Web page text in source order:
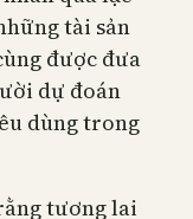
tài sản
được đưa
dự đoán
dùng trong
tương lai